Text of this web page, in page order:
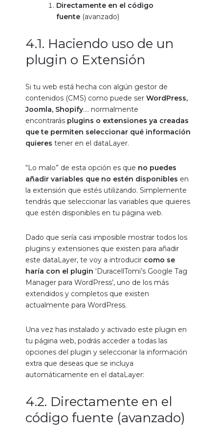
Directamente en el código
fuente(avanzado)
4.1. Haciendo uso de un
plugin o Extensión
Si tu web está hecha con algún gestor de
contenidos (CMS) como puede ser WordPress,
Joomla, Shopify…. normalmente
encontrarás plugins o extensiones ya creadas
que te permiten seleccionar qué información
quieres tener en el dataLayer.
“Lo malo” de esta opción es que no puedes
añadir variables que no estén disponibles en
la extensión que estés utilizando. Simplemente
tendrás que seleccionar las variables que quieres
que estén disponibles en tu página web.
Dado que sería casi imposible mostrar todos los
plugins y extensiones que existen para añadir
este dataLayer, te voy a introducir como se
haría con el plugin ‘DuracellTomi’s Google Tag
Manager para WordPress’, uno de los más
extendidos y completos que existen
actualmente para WordPress.
Una vez has instalado y activado este plugin en
tu página web, podrás acceder a todas las
opciones del plugin y seleccionar la información
extra que deseas que se incluya
automáticamente en el dataLayer:
4.2. Directamente en el
código fuente (avanzado)